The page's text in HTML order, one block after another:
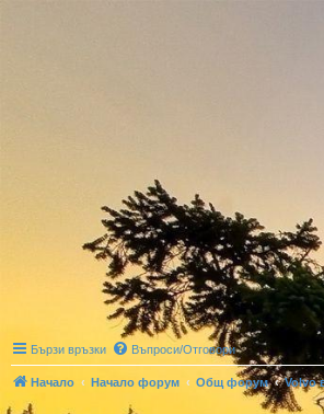
Бързи връзки Въпроси/Отговори
Начало Начало форум Общ форум Volvo